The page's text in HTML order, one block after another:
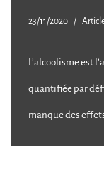
23/11/2020
L’alcoolisme est
quantifiée par
manque des